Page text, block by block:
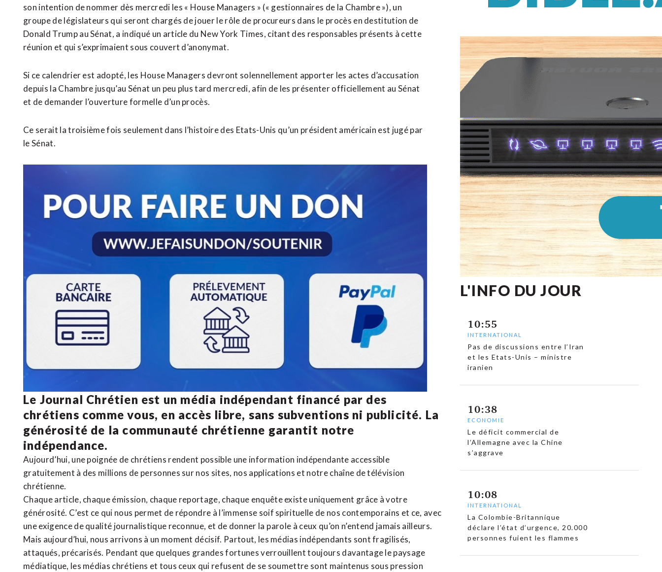
son intention de nommer dès mercredi les « House Managers » (« gestionnaires de la Chambre »), un
groupe de législateurs qui seront chargés de jouer le rôle de procureurs dans le procès en destitution de
Donald Trump au Sénat, a indiqué un article du New York Times, citant des responsables présents à cette
réunion et qui s’exprimaient sous couvert d’anonymat.
Si ce calendrier est adopté, les House Managers devront solennellement apporter les actes d’accusation
depuis la Chambre jusqu’au Sénat un peu plus tard mercredi, afin de les présenter officiellement au Sénat
et de demander l’ouverture formelle d’un procès.
Ce serait la troisième fois seulement dans l’histoire des Etats-Unis qu’un président américain est jugé par
le Sénat.
Le Journal Chrétien est un média indépendant financé par des
chrétiens comme vous, en accès libre, sans subventions ni publicité. La
générosité de la communauté chrétienne garantit notre
indépendance.
Aujourd’hui, une poignée de chrétiens rendent possible une information indépendante accessible
gratuitement à des millions de personnes sur nos sites, nos applications et notrechaîne de télévision
chrétienne.
Chaque article, chaque émission, chaque reportage, chaque enquête existe uniquement grâce à votre
générosité. C’est ce qui nous permet de répondre à l’immense soif spirituelle de nos contemporains et ce, avec
une exigence de qualité journalistique reconnue, et de donner la parole à ceux qu’on n’entend jamais ailleurs.
Mais aujourd’hui, nous arrivons à un moment décisif. Partout, les médias indépendants sont fragilisés,
attaqués, précarisés. Pendant que quelques grandes fortunes verrouillent toujours davantage le paysage
médiatique, les médias chrétiens et tous ceux qui refusent de se soumettre sont maintenus sous pression
L'INFO DU JOUR
10:55
INTERNATIONAL
Pas de discussions entre l’Iran
et les Etats-Unis – ministre
iranien
10:38
ECONOMIE
Le déficit commercial de
l’Allemagne avec la Chine
s’aggrave
10:08
INTERNATIONAL
La Colombie-Britannique
déclare l’état d’urgence, 20.000
personnes fuient les flammes